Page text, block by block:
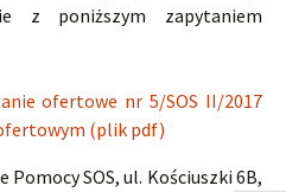
z poniższym zapytaniem
ofertowe nr 5/SOS II/2017
(plik pdf)
Pomocy SOS, ul. Kościuszki 6B,